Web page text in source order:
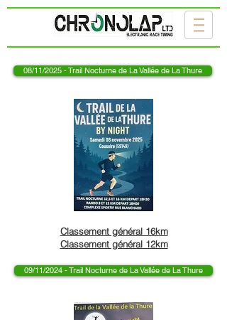
08/11/2025 - Trail Nocturne de La Vallée de La Thure
Classement général 16km
Classement général 12km
09/11/2024 - Trail Nocturne de La Vallée de La Thure